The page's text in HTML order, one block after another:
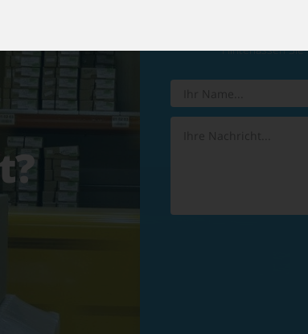
Hinterlassen